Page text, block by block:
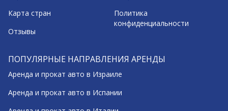
Карта стран
Отзывы
Политика
конфиденциальности
ПОПУЛЯРНЫЕ НАПРАВЛЕНИЯ АРЕНДЫ
Аренда и прокат авто в Израиле
Аренда и прокат авто в Испании